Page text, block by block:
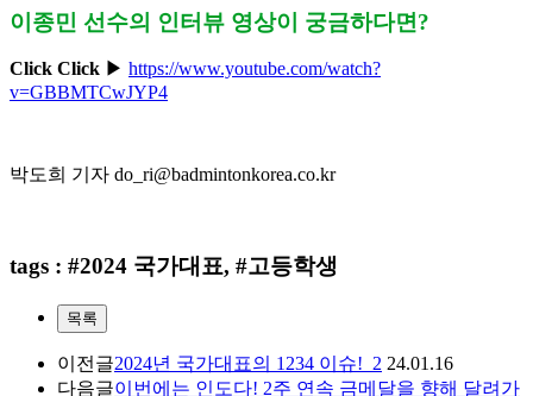
이종민 선수의 인터뷰 영상이 궁금하다면?
Click Click ▶ https://www.youtube.com/watch?
v=GBBMTCwJYP4
박도희 기자 do_ri@badmintonkorea.co.kr
tags : #2024 국가대표, #고등학생
목록
이전글2024년 국가대표의 1234 이슈!_2 24.01.16
다음글이번에는 인도다! 2주 연속 금메달을 향해 달려가